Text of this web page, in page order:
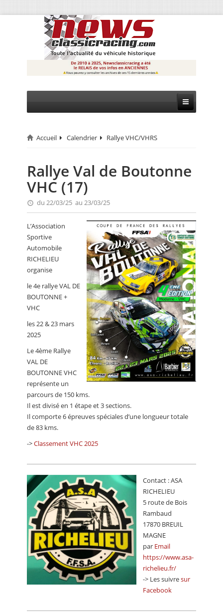
CIRCUIT
RALLYE
MONTAGNE
EVÈNEMENTS
CALENDRIER
FOCUS
VIDEO
ANNUAIRES
PETITES ANNONCES
Accueil Calendrier Rallye VHC/VHRS
Rallye Val de Boutonne
VHC (17)
du 22/03/25 au 23/03/25
L’Association
Sportive
Automobile
RICHELIEU
organise
le 4e rallye VAL DE
BOUTONNE +
VHC
les 22 & 23 mars
2025
Le 4ème Rallye
VAL DE
BOUTONNE VHC
représente un
parcours de 150 kms.
Il est divisé en 1 étape et 3 sections.
Il comporte 6 épreuves spéciales d’une longueur totale
de 83 kms.
->Classement VHC 2025
Contact : ASA
RICHELIEU
5 route de Bois
Rambaud
17870 BREUIL
MAGNE
par Email
https://www.asa-
richelieu.fr/
-> Les suivresur
Facebook